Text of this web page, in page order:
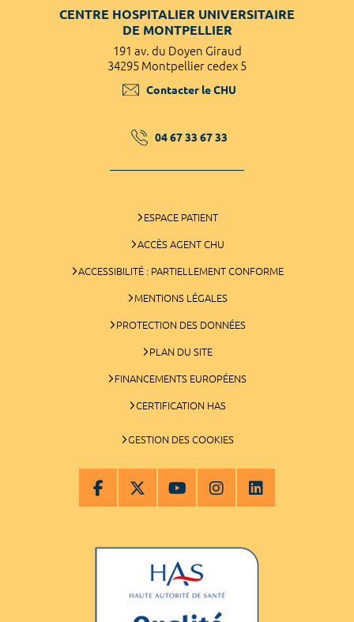
CENTRE HOSPITALIER UNIVERSITAIRE
DE MONTPELLIER
191 av. du Doyen Giraud
34295 Montpellier cedex 5
Contacter le CHU
04 67 33 67 33
ESPACE PATIENT
ACCÈS AGENT CHU
ACCESSIBILITÉ : PARTIELLEMENT CONFORME
MENTIONS LÉGALES
PROTECTION DES DONNÉES
PLAN DU SITE
FINANCEMENTS EUROPÉENS
CERTIFICATION HAS
GESTION DES COOKIES